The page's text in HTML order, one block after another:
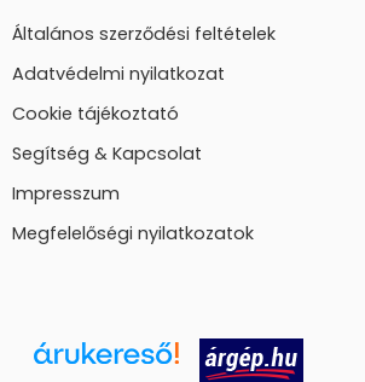
Általános szerződési feltételek
Adatvédelmi nyilatkozat
Cookie tájékoztató
Segítség & Kapcsolat
Impresszum
Megfelelőségi nyilatkozatok